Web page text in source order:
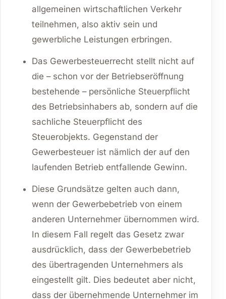
allgemeinen wirtschaftlichen Verkehr
teilnehmen, also aktiv sein und
gewerbliche Leistungen erbringen.
Das Gewerbesteuerrecht stellt nicht auf
die – schon vor der Betriebseröffnung
bestehende – persönliche Steuerpflicht
des Betriebsinhabers ab, sondern auf die
sachliche Steuerpflicht des
Steuerobjekts. Gegenstand der
Gewerbesteuer ist nämlich der auf den
laufenden Betrieb entfallende Gewinn.
Diese Grundsätze gelten auch dann,
wenn der Gewerbebetrieb von einem
anderen Unternehmer übernommen wird.
In diesem Fall regelt das Gesetz zwar
ausdrücklich, dass der Gewerbebetrieb
des übertragenden Unternehmers als
eingestellt gilt. Dies bedeutet aber nicht,
dass der übernehmende Unternehmer im